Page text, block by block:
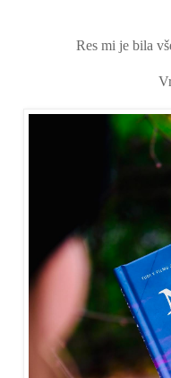
Res mi je bila